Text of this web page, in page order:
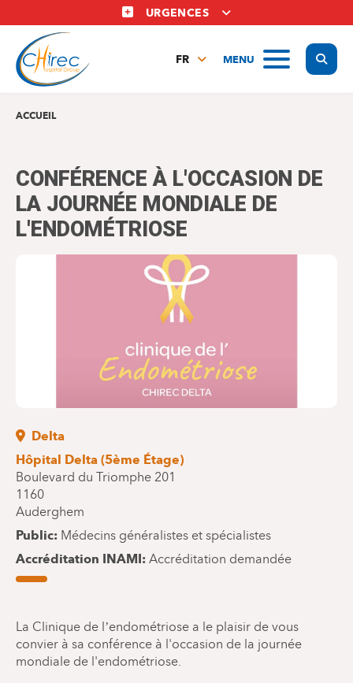
au
contenu
principal
URGENCES
MENU
FR
ACCUEIL
CONFÉRENCE À L'OCCASION DE
LA JOURNÉE MONDIALE DE
L'ENDOMÉTRIOSE
Delta
Hôpital Delta (5ème Étage)
Boulevard du Triomphe 201
1160
Auderghem
Public Médecins généralistes et spécialistes
Accréditation INAMI
Accréditation demandée
La Clinique de l’endométriose a le plaisir de vous
convier à sa conférence à l'occasion de la journée
mondiale de l'endométriose.